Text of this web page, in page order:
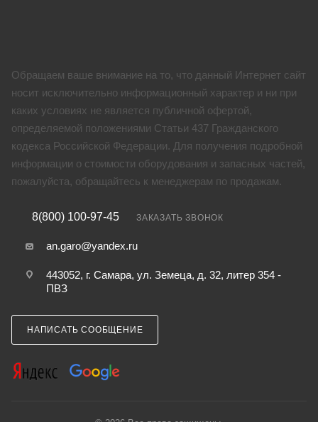
Обращаем ваше внимание на то, что данный Интернет сайт
носит исключительно информационный характер и ни при
каких условиях не является публичной офертой,
определяемой положениями Статьи 437 Гражданского
кодекса Российской Федерации. Для получения подробной
информации о стоимости оборудования и запасных частей,
пожалуйста, обращайтесь к менеджерам по продажам.
8(800) 100-97-45 ЗАКАЗАТЬ ЗВОНОК
an.garo@yandex.ru
443052, г. Самара, ул. Земеца, д. 32, литер 354 -
ПВЗ
НАПИСАТЬ СООБЩЕНИЕ